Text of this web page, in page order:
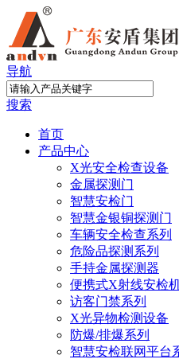
导航
搜索
首页
产品中心
X光安全检查设备
金属探测门
智慧安检门
智慧金银铜探测门
车辆安全检查系列
危险品探测系列
手持金属探测器
便携式X射线安检
访客门禁系列
X光异物检测设备
防爆/排爆系列
智慧安检联网平台